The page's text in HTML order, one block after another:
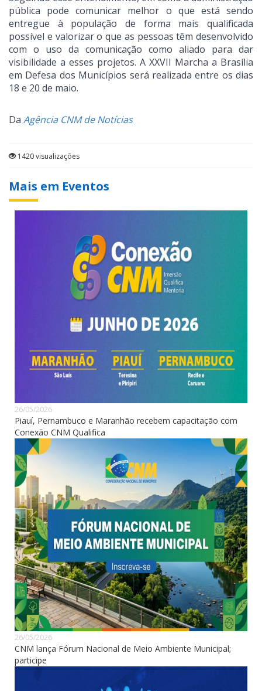
pública pode comunicar melhor o que está sendo
entregue à população de forma mais qualificada
possível e valorizar o que as pessoas têm desenvolvido
com o uso da comunicação como aliado para dar
visibilidade a esses projetos. A XXVII Marcha a Brasília
em Defesa dos Municípios será realizada entre os dias
18 e 20 de maio.
Da Agência CNM de Notícias
1420 visualizações
Mais em Eventos
26/05/2026
Piauí, Pernambuco e Maranhão recebem capacitação com
Conexão CNM Qualifica
26/05/2026
CNM lança Fórum Nacional de Meio Ambiente Municipal;
participe